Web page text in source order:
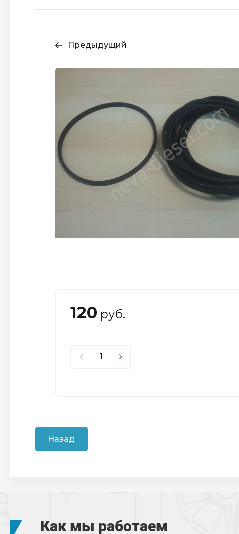
Предыдущий
120 руб.
Назад
Как мы работаем